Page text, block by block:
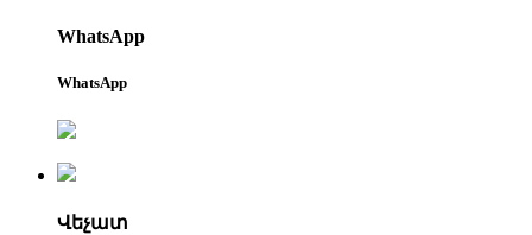
WhatsApp
WhatsApp
Վեչատ